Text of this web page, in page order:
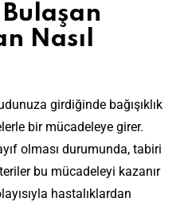
Nasıl
girdiğinde bağışıklık
bir mücadeleye girer.
olması durumunda, tabiri
bu mücadeleyi kazanır
hastalıklardan